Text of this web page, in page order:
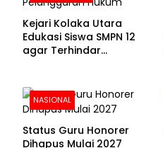
Kejari Kolaka Utara
Edukasi Siswa SMPN 12
agar Terhindar
NASIONAL
Status Guru Honorer
Dihapus Mulai 2027